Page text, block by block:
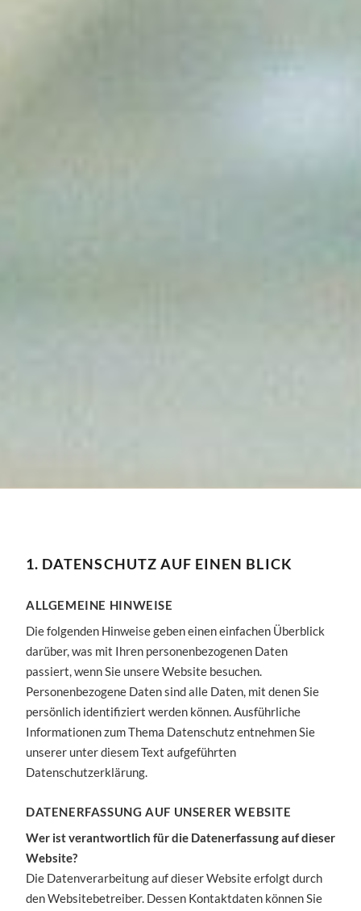
Datenschutzerklärung
1. DATENSCHUTZ AUF EINEN BLICK
ALLGEMEINE HINWEISE
Die folgenden Hinweise geben einen einfachen Überblick
darüber, was mit Ihren personenbezogenen Daten
passiert, wenn Sie unsere Website besuchen.
Personenbezogene Daten sind alle Daten, mit denen Sie
persönlich identifiziert werden können. Ausführliche
Informationen zum Thema Datenschutz entnehmen Sie
unserer unter diesem Text aufgeführten
Datenschutzerklärung.
DATENERFASSUNG AUF UNSERER WEBSITE
Wer ist verantwortlich für die Datenerfassung auf dieser
Website?
Die Datenverarbeitung auf dieser Website erfolgt durch
den Websitebetreiber. Dessen Kontaktdaten können Sie